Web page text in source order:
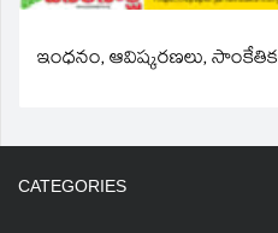
ఇంధనం, ఆవిష్కరణలు,
CATEGORIES